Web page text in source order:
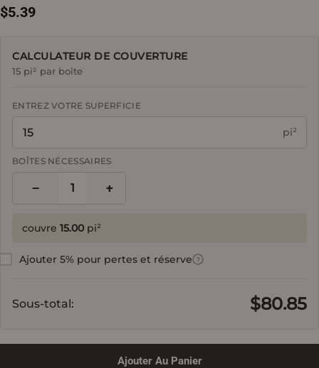
Prix
$5.39
CALCULATEUR DE COUVERTURE
15 pi² par boîte
ENTREZ VOTRE SUPERFICIE
pi²
BOÎTES NÉCESSAIRES
− 1 +
couvre 15.00 pi²
Ajouter 5% pour pertes et réserve ?
Sous-total: $80.85
Ajouter Au Panier